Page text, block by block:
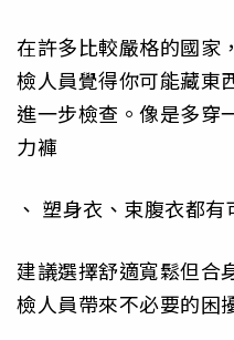
在許多比較嚴格的國家
檢人員覺得你可能藏東
進一步檢查。像是多穿
力褲
、 塑身衣、束腹衣都有
建議選擇舒適寬鬆但合
檢人員帶來不必要的困